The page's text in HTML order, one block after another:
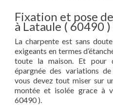
Fixation et pose
à Lataule ( 60490 )
La charpente est sans
exigeants en termes
toute la maison. Et pour
épargnée des variations
vous devez tout miser sur
montée et isolée grace à
60490 ).